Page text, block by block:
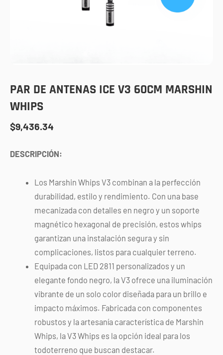
PAR DE ANTENAS ICE V3 60CM MARSHIN
WHIPS
$9,436.34
DESCRIPCIÓN:
Los Marshin Whips V3 combinan a la perfección
durabilidad, estilo y rendimiento. Con una base
mecanizada con detalles en negro y un soporte
magnético hexagonal de precisión, estos whips
garantizan una instalación segura y sin
complicaciones, listos para cualquier terreno.
Equipada con LED 2811 personalizados y un
elegante fondo negro, la V3 ofrece una iluminación
vibrante de un solo color diseñada para un brillo e
impacto máximos. Fabricada con componentes
robustos y la artesanía característica de Marshin
Whips, la V3 Whips es la opción ideal para los
todoterreno que buscan destacar.